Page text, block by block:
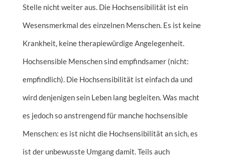
Stelle nicht weiter aus. Die Hochsensibilität ist ein
Wesensmerkmal des einzelnen Menschen. Es ist keine
Krankheit, keine therapiewürdige Angelegenheit.
Hochsensible Menschen sind empfindsamer (nicht:
empfindlich). Die Hochsensibilität ist einfach da und
wird denjenigen sein Leben lang begleiten. Was macht
es jedoch so anstrengend für manche hochsensible
Menschen: es ist nicht die Hochsensibilität an sich, es
ist der unbewusste Umgang damit. Teils auch